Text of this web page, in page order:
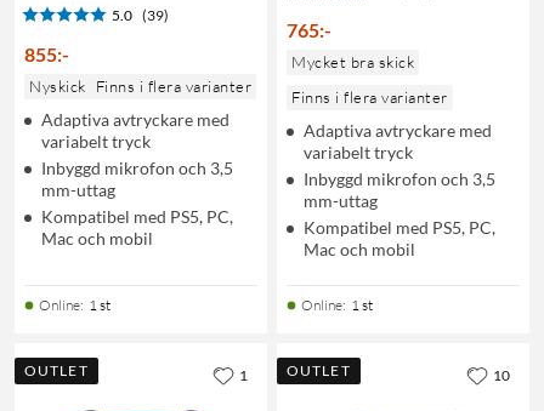
5.0 (39)
855:-
Nyskick Finns i flera varianter
Adaptiva avtryckare med
variabelt tryck
Inbyggd mikrofon och 3,5
mm-uttag
Kompatibel med PS5, PC,
Mac och mobil
Online: 1 st
765:-
Mycket bra skick
Finns i flera varianter
Adaptiva avtryckare med
variabelt tryck
Inbyggd mikrofon och 3,5
mm-uttag
Kompatibel med PS5, PC,
Mac och mobil
Online: 1 st
OUTLET 1 OUTLET 10